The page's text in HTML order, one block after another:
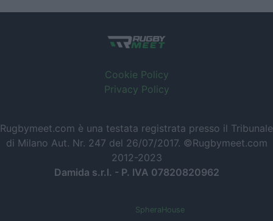
Cookie Policy
Privacy Policy
Rugbymeet.com è una testata registrata presso il Tribunale
di Milano Aut. Nr. 247 del 26/07/2017. ©Rugbymeet.com
2012-2023
Damida s.r.l. - P. IVA 07820820962
SpheraHouse